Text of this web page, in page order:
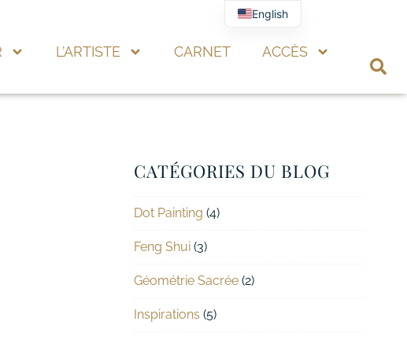
L’ARTISTE CARNET ACCÈS
CATÉGORIES DU BLOG
Dot Painting (4)
Feng Shui(3)
Géométrie Sacrée(2)
Inspirations (5)
English